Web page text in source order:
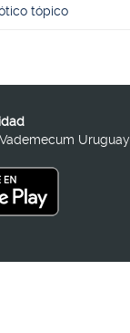
tópico
Uruguay